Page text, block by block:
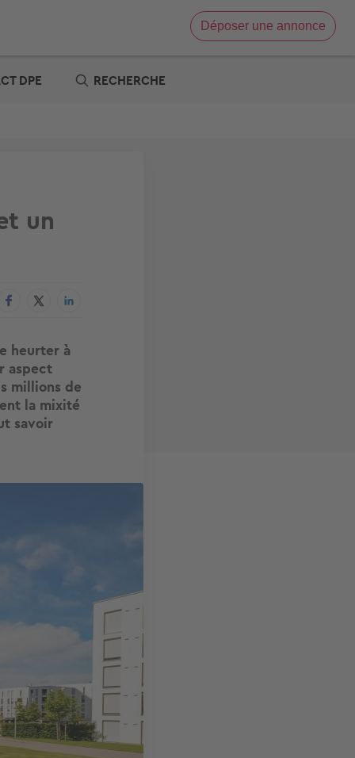
Déposer une annonce
DPE RECHERCHE
un
heurter à
aspect
millions de
la mixité
savoir